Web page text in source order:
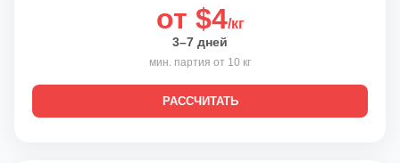
от $4/кг
3–7 дней
мин. партия от 10 кг
РАССЧИТАТЬ